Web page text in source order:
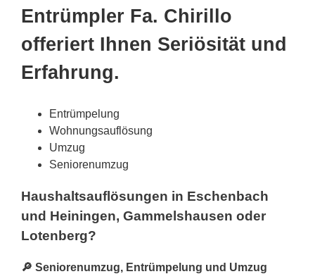
Entrümpler Fa. Chirillo
offeriert Ihnen Seriösität und
Erfahrung.
Entrümpelung
Wohnungsauflösung
Umzug
Seniorenumzug
Haushaltsauflösungen in Eschenbach
und Heiningen, Gammelshausen oder
Lotenberg?
🔎 Seniorenumzug, Entrümpelung und Umzug